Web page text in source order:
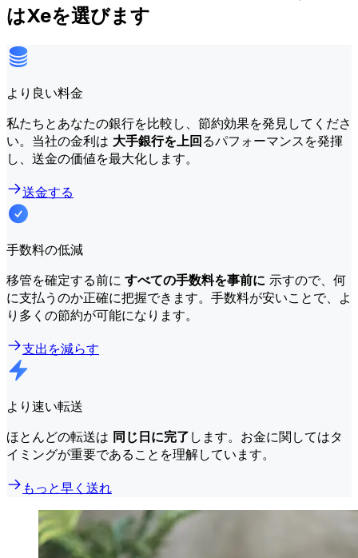
はXeを選びます
より良い料金
私たちとあなたの銀行を比較し、節約効果を発見してくださ
い。当社の金利は 大手銀行を上回るパフォーマンスを発揮
し、送金の価値を最大化します。
送金する
手数料の低減
移管を確定する前に すべての手数料を事前に 示すので、何
に支払うのか正確に把握できます。手数料が安いことで、よ
り多くの節約が可能になります。
支出を減らす
より速い転送
ほとんどの転送は 同じ日に完了 します。お金に関してはタ
イミングが重要であることを理解しています。
もっと早く送れ